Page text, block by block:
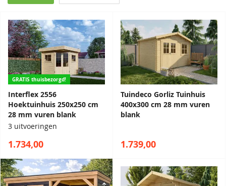
GRATIS thuisbezorgd!
Interflex 2556
Hoektuinhuis 250x250 cm
28 mm vuren blank
3 uitvoeringen
1.734,00
Tuindeco Gorliz Tuinhuis
400x300 cm 28 mm vuren
blank
1.739,00